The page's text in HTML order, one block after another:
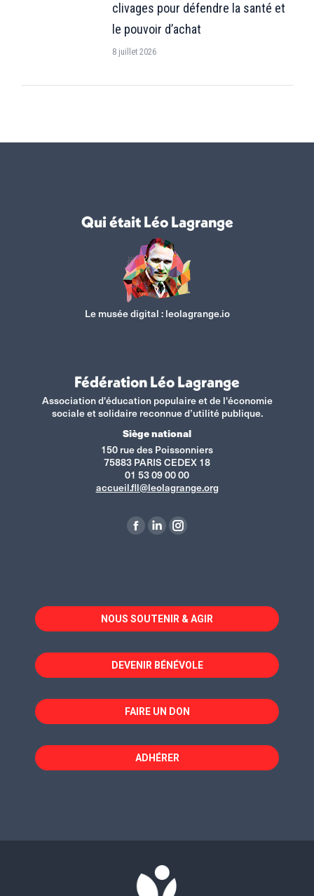
clivages pour défendre la santé et
le pouvoir d’achat
8 juillet 2026
Qui était Léo Lagrange
Le musée digital :leolagrange.io
Fédération Léo Lagrange
Association d'éducation populaire et de l'économie
sociale et solidaire reconnue d’utilité publique.
Siège national
150 rue des Poissonniers
75883 PARIS CEDEX 18
01 53 09 00 00
accueil.fll@leolagrange.org
La
dans
une
fenêtre
La
dans
une
fenêtre
La
dans
une
fenêtre
NOUS SOUTENIR & AGIR
DEVENIR BÉNÉVOLE
FAIRE UN DON
ADHÉRER